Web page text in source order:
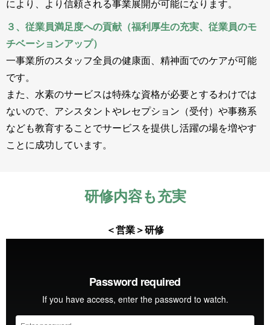
により、より信頼される事業展開が可能になります。
３、従業員満足度への貢献（福利厚生の充実、従業員のモ
チベーションアップ）
一事業所のスタッフ全員の健康面、精神面でのケアが可能
です。
また、水素のサービスは特殊な資格が必要とするわけでは
ないので、アシスタントやレセプション（受付）や事務系
なども教育することでサービスを提供し活躍の場を増やす
ことに成功しています。
研修内容も充実
＜営業＞研修